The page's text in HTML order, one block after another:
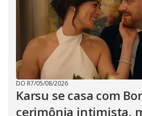
DO R7/05/08/2026
Karsu se casa com
cerimônia intimista,